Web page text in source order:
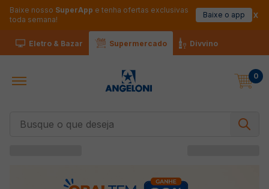
Baixe nosso SuperApp e tenha ofertas exclusivas
toda semana!
Baixe o app
Eletro & Bazar Supermercado Divvino
0